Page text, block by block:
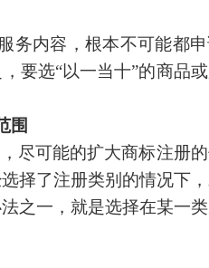
务内容，根本不可能都
要选“以一当十”的商品
围
尽可能的扩大商标注册
择了注册类别的情况下
之一，就是选择在某一